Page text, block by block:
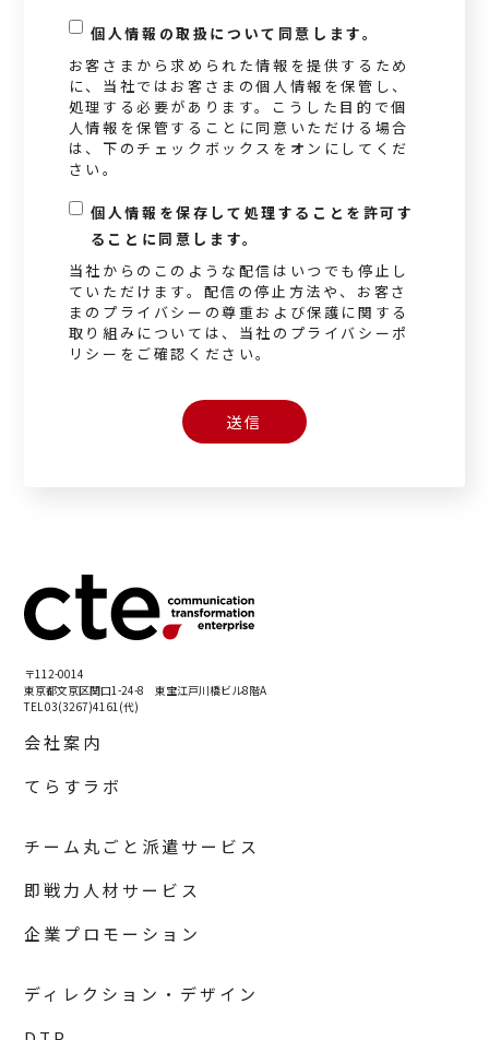
個人情報の取扱について同意します。
お客さまから求められた情報を提供するため
に、当社ではお客さまの個人情報を保管し、
処理する必要があります。こうした目的で個
人情報を保管することに同意いただける場合
は、下のチェックボックスをオンにしてくだ
さい。
個人情報を保存して処理することを許可す
ることに同意します。
当社からのこのような配信はいつでも停止し
ていただけます。配信の停止方法や、お客さ
まのプライバシーの尊重および保護に関する
取り組みについては、当社のプライバシーポ
リシーをご確認ください。
〒112-0014
東京都文京区関口1-24-8 東宝江戸川橋ビル8階A
TEL 03(3267)4161(代)
会社案内
てらすラボ
チーム丸ごと派遣サービス
即戦力人材サービス
企業プロモーション
ディレクション・デザイン